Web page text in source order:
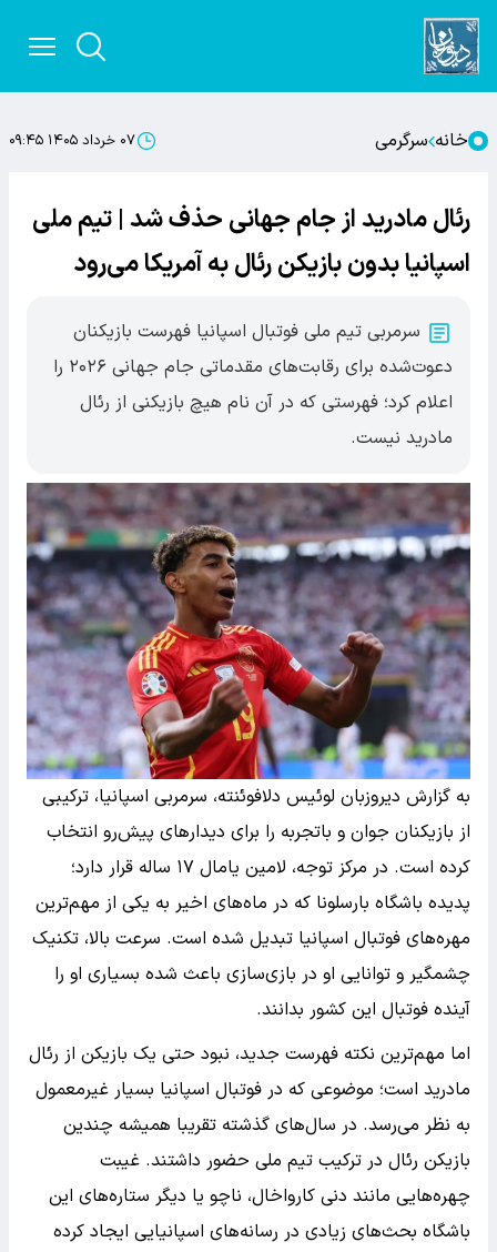
خانه سرگرمی ۰۷ خرداد ۱۴۰۵ ۰۹:۴۵
رئال مادرید از جام جهانی حذف شد | تیم ملی
اسپانیا بدون بازیکن رئال به آمریکا می‌رود
سرمربی تیم ملی فوتبال اسپانیا فهرست بازیکنان
دعوت‌شده برای رقابت‌های مقدماتی جام جهانی ۲۰۲۶ را
اعلام کرد؛ فهرستی که در آن نام هیچ بازیکنی از رئال
مادرید نیست.
به گزارش دیروزبان لوئیس دلافوئنته، سرمربی اسپانیا، ترکیبی
از بازیکنان جوان و باتجربه را برای دیدارهای پیش‌رو انتخاب
کرده است. در مرکز توجه، لامین یامال ۱۷ ساله قرار دارد؛
پدیده باشگاه بارسلونا که در ماه‌های اخیر به یکی از مهم‌ترین
مهره‌های فوتبال اسپانیا تبدیل شده است. سرعت بالا، تکنیک
چشمگیر و توانایی او در بازی‌سازی باعث شده بسیاری او را
آینده فوتبال این کشور بدانند.
اما مهم‌ترین نکته فهرست جدید، نبود حتی یک بازیکن از رئال
مادرید است؛ موضوعی که در فوتبال اسپانیا بسیار غیرمعمول
به نظر می‌رسد. در سال‌های گذشته تقریبا همیشه چندین
بازیکن رئال در ترکیب تیم ملی حضور داشتند. غیبت
چهره‌هایی مانند دنی کارواخال، ناچو یا دیگر ستاره‌های این
باشگاه بحث‌های زیادی در رسانه‌های اسپانیایی ایجاد کرده